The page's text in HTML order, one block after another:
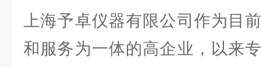
上海予卓仪器有限公司作为目
和服务为一体的高企业，以来